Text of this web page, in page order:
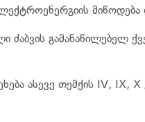
მიწოდება
ძაბვის გამანაწილებელ
ასევე თემქის IV, IX,